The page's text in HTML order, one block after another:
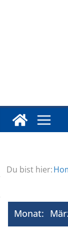
Du bist hier:
Monat: